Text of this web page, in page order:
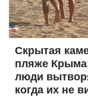
Скрытая
пляже
люди
когда их не